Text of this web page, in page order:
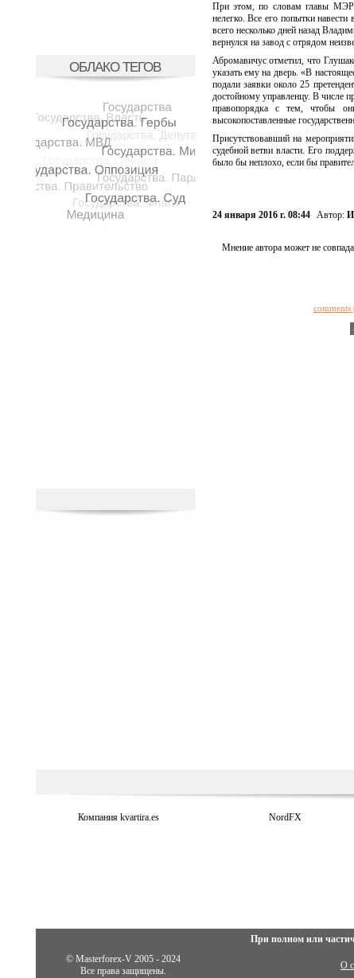
ОБЛАКО ТЕГОВ
При этом, по словам главы МЭР
нелегко. Все его попытки
всего несколько дней назад
вернулся на завод с отрядом
Абромавичус отметил, что
указать ему на дверь. «В
подали заявки около 25
достойному управленцу. В числе
правопорядка с тем, чтобы
высокопоставленные
Присутствовавший на
судебной ветви власти. Его
было бы неплохо, если бы
24 января 2016 г. 08:44 Автор:
Мнение автора может не
comments
Компания kvartira.es NordFX
При полном или
© Masterforex-V 2005 - 2024
Все права защищены.
О